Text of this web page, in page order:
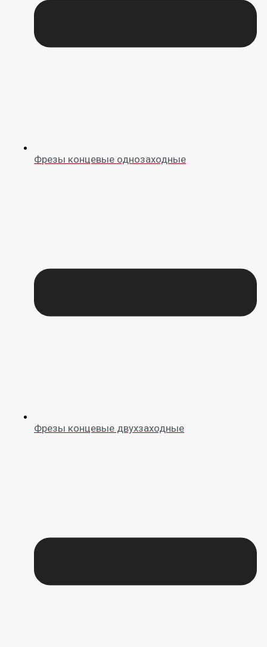
Фрезы концевые однозаходные
Фрезы концевые двухзаходные